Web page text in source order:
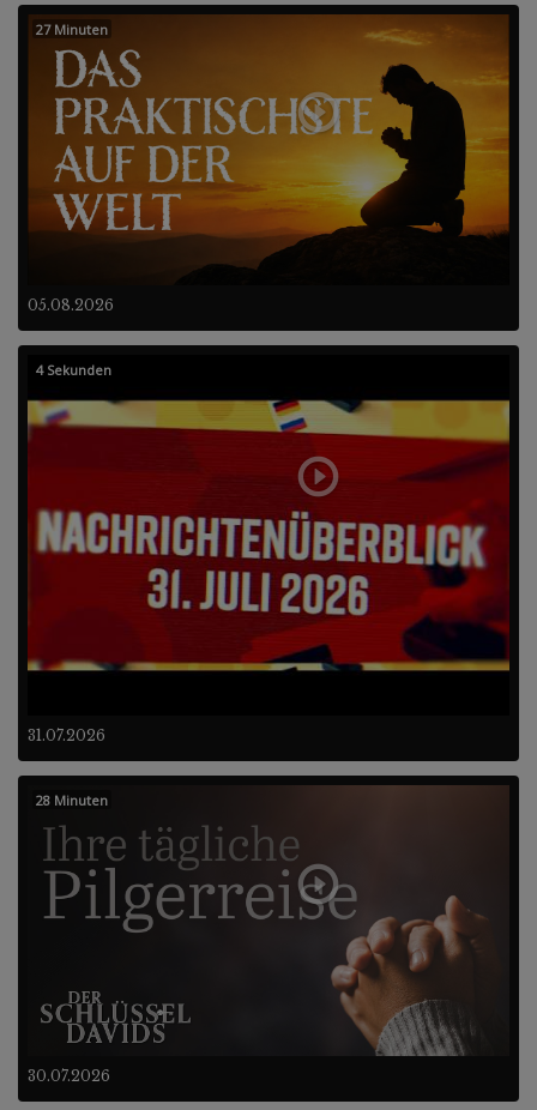
05.08.2026
27 Minuten
31.07.2026
4 Sekunden
30.07.2026
28 Minuten